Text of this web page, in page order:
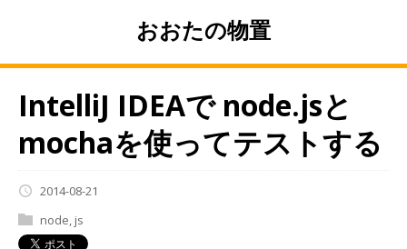
おおたの物置
IntelliJ IDEAで node.jsと
mochaを使ってテストする
2014-08-21
node js